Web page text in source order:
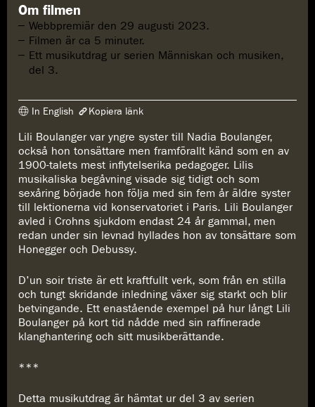
Om filmen
Webbpremiär den 29 augusti 2023.
Filmen är ca 5 minuter.
Ett musikutdrag ur serien Människan och musiken,
del 3.
In English Kopiera länk
Länken har kopierats
https://www.konserthuset.se/play/boulanger-ur-dun-soir-triste/
Lili Boulanger var yngre syster till Nadia Boulanger,
också hon tonsättare men framförallt känd som en av
1900-talets mest inflytelserika pedagoger. Lilis
musikaliska begåvning visade sig tidigt och som
sexåring började hon följa med sin fem år äldre syster
till lektionerna vid konservatoriet i Paris. Lili Boulanger
avled i Crohns sjukdom endast 24 år gammal, men
redan under sin levnad hyllades hon av tonsättare som
Honegger och Debussy.
D’un soir triste är ett kraftfullt verk, som från en stilla
och tungt skridande inledning växer sig starkt och blir
betvingande. Ett enastående exempel på hur långt Lili
Boulanger på kort tid nådde med sin raffinerade
klanghantering och sitt musikberättande.
***
Detta musikutdrag är hämtat ur del 3 av serien